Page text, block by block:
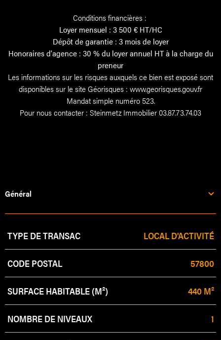
Conditions financières :
Loyer mensuel : 3 500 € HT/HC
Dépôt de garantie : 3 mois de loyer
Honoraires d’agence : 30 % du loyer annuel HT à la charge du
preneur
Les informations sur les risques auxquels ce bien est exposé sont
disponibles sur le site Géorisques : www.georisques.gouv.fr
Mandat simple numéro 523.
Pour nous contacter : Steinmetz Immobilier 03.87.73.74.03
Général
Caractérisque Valeurs
TYPE DE TRANSAC LOCAL D'ACTIVITÉ
CODE POSTAL 57800
SURFACE HABITABLE (M²) 440 M²
NOMBRE DE NIVEAUX 1